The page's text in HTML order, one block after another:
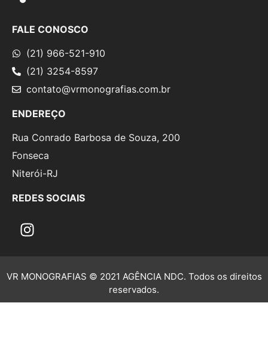
FALE CONOSCO
(21) 966-521-910
(21) 3254-8597
contato@vrmonografias.com.br
ENDEREÇO
Rua Conrado Barbosa de Souza, 200
Fonseca
Niterói-RJ
REDES SOCIAIS
VR MONOGRAFIAS © 2021 AGÊNCIA NDC. Todos os direitos
reservados.